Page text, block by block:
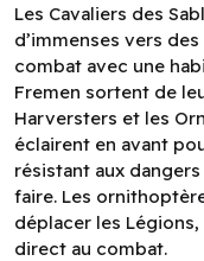
Les Cavaliers des
d’immenses vers
combat avec une
Fremen sortent de
Harversters et les
éclairent en avant
résistant aux
faire. Les
déplacer les
direct au combat.